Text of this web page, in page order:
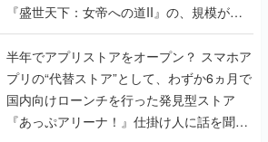
『盛世天下：女帝への道II』の、規模が違
うこだわりをプロデューサーに聞いた
半年でアプリストアをオープン？ スマホア
プリの“代替ストア”として、わずか6ヵ月で
国内向けローンチを行った発見型ストア
『あっぷアリーナ！』仕掛け人に話を聞い